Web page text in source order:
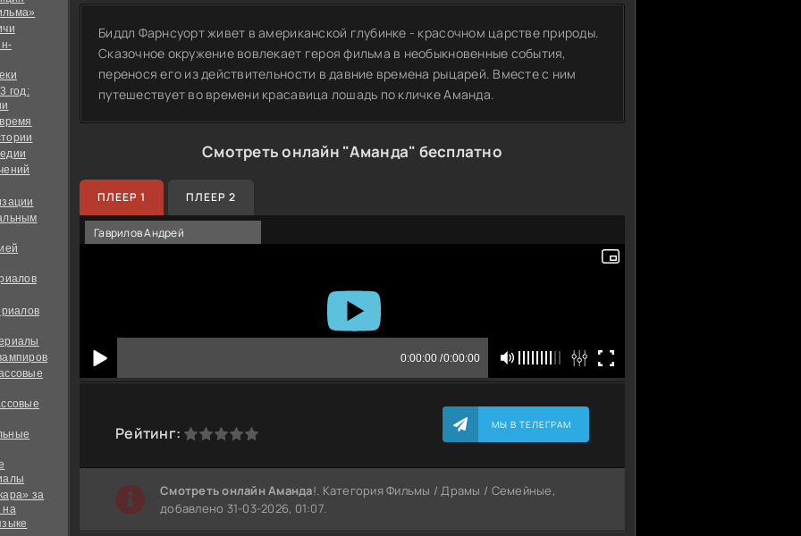
год:
за
на
Биддл Фарнсуорт живет в американской глубинке - красочном царстве природы.
Сказочное окружение вовлекает героя фильма в необыкновенные события,
перенося его из действительности в давние времена рыцарей. Вместе с ним
путешествует во времени красавица лошадь по кличке Аманда.
Смотреть онлайн "Аманда" бесплатно
ПЛЕЕР 1 ПЛЕЕР 2
Гаврилов Андрей
Рейтинг:
0 2 3 4 5 МЫ В ТЕЛЕГРАМ
Cмотреть онлайн Аманда!. Категория Фильмы / Драмы / Семейные,
добавлено 31-03-2026, 01:07.